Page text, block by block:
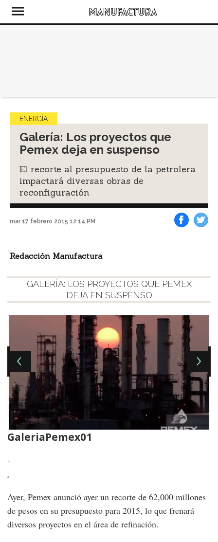
ENERGÍA
Galería: Los proyectos que
Pemex deja en suspenso
El recorte al presupuesto de la petrolera
impactará diversas obras de
reconfiguración
mar 17 febrero 2015 12:14 PM
Redacción Manufactura
GALERÍA: LOS PROYECTOS QUE PEMEX
DEJA EN SUSPENSO
GaleriaPemex01
-
.
Ayer, Pemex anunció ayer un recorte de 62,000 millones
de pesos en su presupuesto para 2015, lo que frenará
diversos proyectos en el área de refinación.